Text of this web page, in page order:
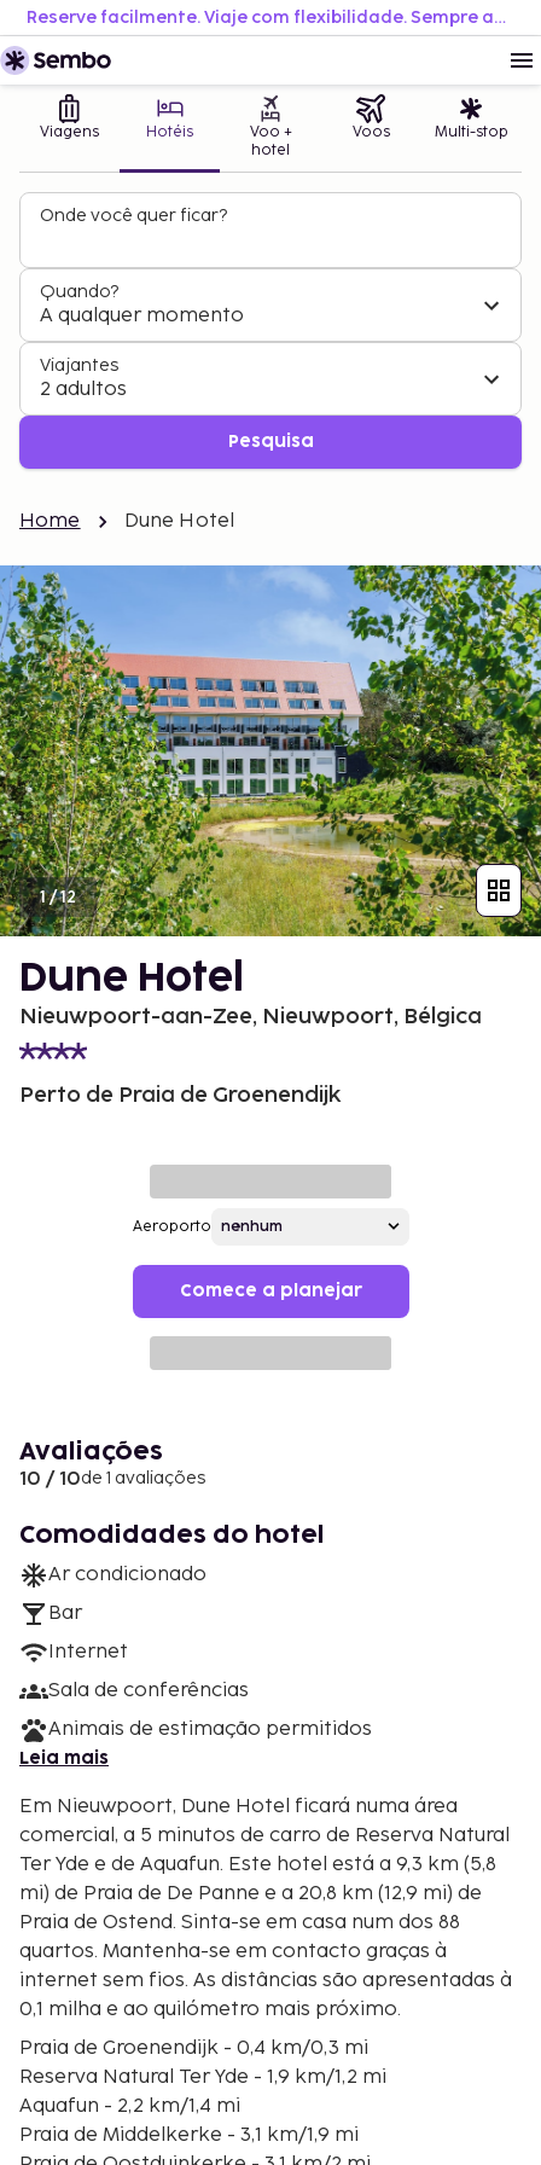
Reserve facilmente. Viaje com flexibilidade. Sempre ao melhor preço.
Viagens Hotéis
Voo +
hotel
Voos Multi-stop
Onde você quer ficar?
Quando?
A qualquer momento
Viajantes
2 adultos
Pesquisa
Home Dune Hotel
1/12
Dune Hotel
Nieuwpoort-aan-Zee, Nieuwpoort, Bélgica
Perto de Praia de Groenendijk
Aeroporto
Comece a planejar
Avaliações
10 / 10de 1 avaliações
Comodidades do hotel
Ar condicionado
Bar
Internet
Sala de conferências
Animais de estimação permitidos
Leia mais
Em Nieuwpoort, Dune Hotel ficará numa área
comercial, a 5 minutos de carro de Reserva Natural
Ter Yde e de Aquafun. Este hotel está a 9,3 km (5,8
mi) de Praia de De Panne e a 20,8 km (12,9 mi) de
Praia de Ostend. Sinta-se em casa num dos 88
quartos. Mantenha-se em contacto graças à
internet sem fios. As distâncias são apresentadas à
0,1 milha e ao quilómetro mais próximo.
Praia de Groenendijk - 0,4 km/0,3 mi
Reserva Natural Ter Yde - 1,9 km/1,2 mi
Aquafun - 2,2 km/1,4 mi
Praia de Middelkerke - 3,1 km/1,9 mi